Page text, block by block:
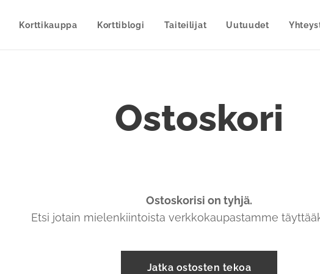
Korttikauppa Korttiblogi Taiteilijat Uutuudet
Ostoskori
Ostoskorisi on tyhjä.
Etsi jotain mielenkiintoista verkkokaupastamme
Jatka ostosten tekoa